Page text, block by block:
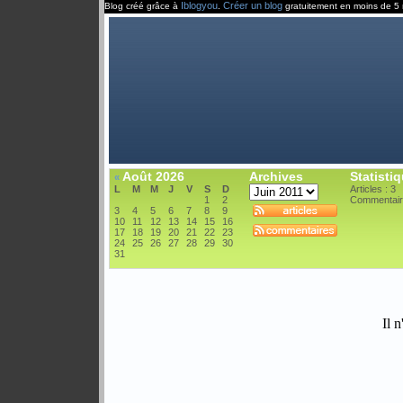
Blog créé grâce à Iblogyou Créer un blog gratuitement en moins de 5
« Août 2026
L M M J V S
D
1
2
3
4 5 6 7 8
9
10
11 12 13 14 15
16
17
18 19 20 21 22
23
24
25 26 27 28 29
30
31
Archives
Articles : 3
Il